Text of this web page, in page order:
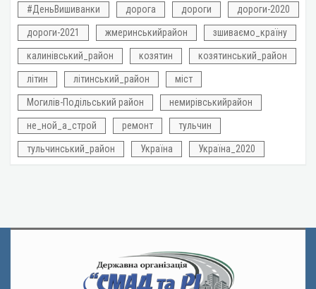
#ДеньВишиванки дорога дороги дороги-2020
дороги-2021 жмеринськийрайон зшиваємо_країну
калинівський_район козятин козятинський_район
літин літинський_район міст
Могилів-Подільський район немирівськийрайон
не_ной_а_строй ремонт тульчин
тульчинський_район Україна Україна_2020